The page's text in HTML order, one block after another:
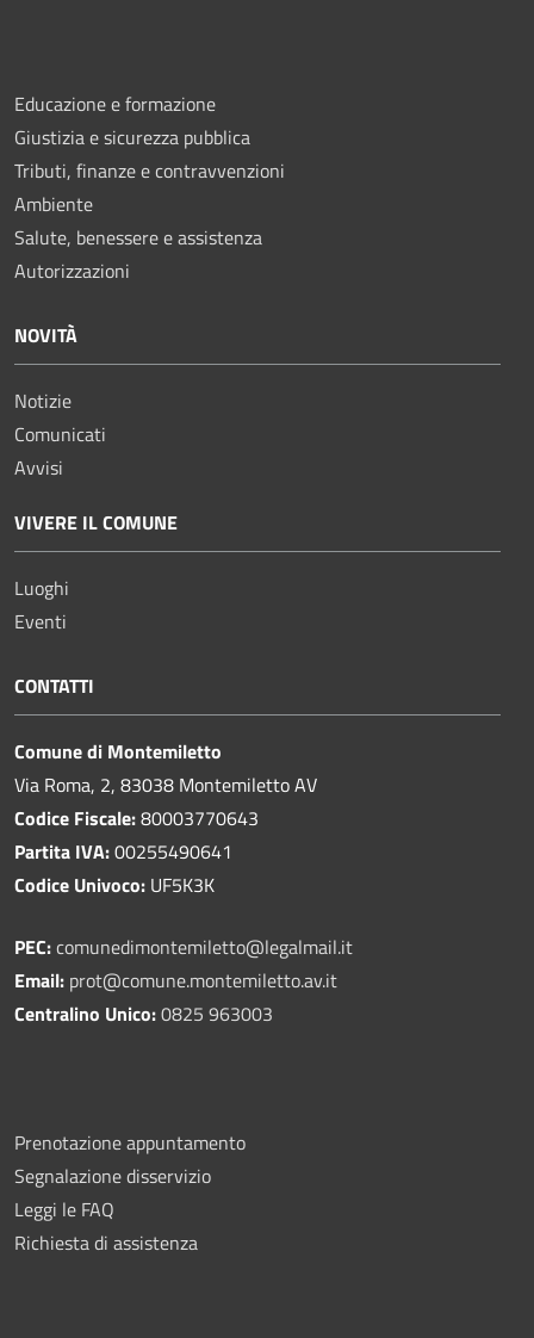
Educazione e formazione
Giustizia e sicurezza pubblica
Tributi, finanze e contravvenzioni
Ambiente
Salute, benessere e assistenza
Autorizzazioni
NOVITÀ
Notizie
Comunicati
Avvisi
VIVERE IL COMUNE
Luoghi
Eventi
CONTATTI
Comune di Montemiletto
Via Roma, 2, 83038 Montemiletto AV
Codice Fiscale:80003770643
Partita IVA:00255490641
Codice Univoco: UF5K3K
PEC:comunedimontemiletto@legalmail.it
Email: prot@comune.montemiletto.av.it
Centralino Unico:0825 963003
Prenotazione appuntamento
Segnalazione disservizio
Leggi le FAQ
Richiesta di assistenza